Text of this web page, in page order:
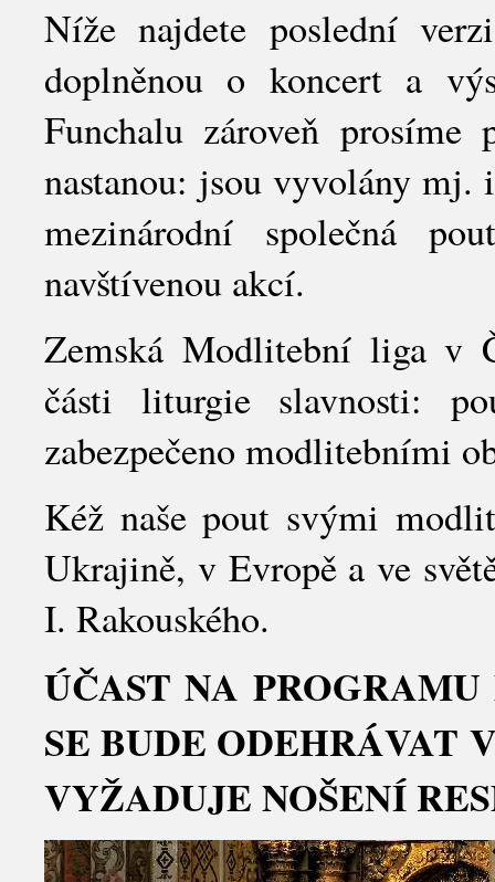
Níže najdete poslední
doplněnou o koncert a
Funchalu zároveň
nastanou: jsou vyvolány mj.
mezinárodní společná
navštívenou akcí.
Zemská Modlitební liga v
části liturgie slavnosti:
zabezpečeno modlitebními
Kéž naše pout svými
Ukrajině, v Evropě a ve
I. Rakouského.
ÚČAST NA
SE BUDE ODEHRÁVAT
VYŽADUJE NOŠENÍ